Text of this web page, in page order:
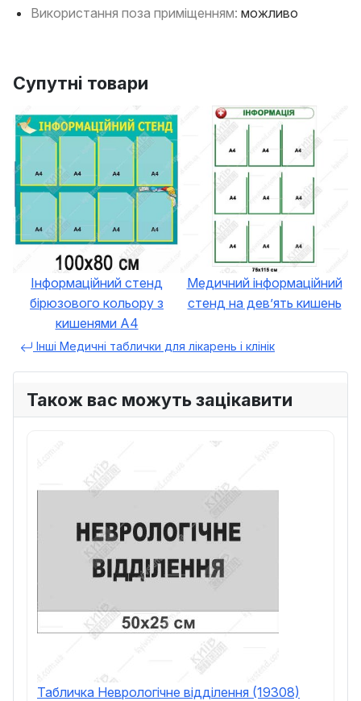
Використання поза приміщенням: можливо
Супутні товари
Інформаційний стенд
бірюзового кольору з
кишенями А4
Медичний інформаційний
стенд на девʼять кишень
Інші Медичні таблички для лікарень і клінік
Також вас можуть зацікавити
Табличка Неврологічне відділення (19308)